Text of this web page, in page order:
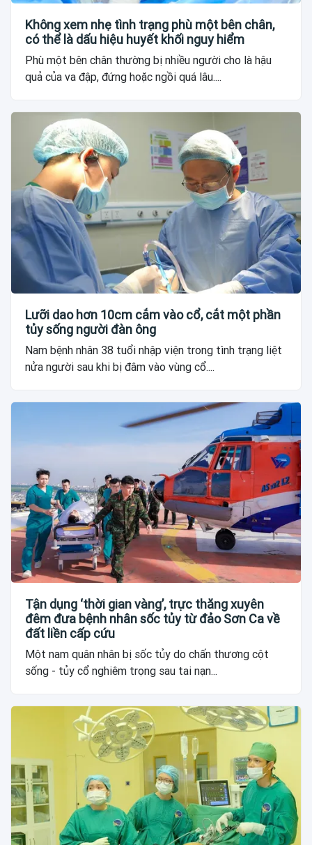
Không xem nhẹ tình trạng phù một bên chân,
có thể là dấu hiệu huyết khối nguy hiểm
Phù một bên chân thường bị nhiều người cho là hậu
quả của va đập, đứng hoặc ngồi quá lâu....
Lưỡi dao hơn 10cm cắm vào cổ, cắt một phần
tủy sống người đàn ông
Nam bệnh nhân 38 tuổi nhập viện trong tình trạng liệt
nửa người sau khi bị đâm vào vùng cổ....
Tận dụng ‘thời gian vàng’, trực thăng xuyên
đêm đưa bệnh nhân sốc tủy từ đảo Sơn Ca về
đất liền cấp cứu
Một nam quân nhân bị sốc tủy do chấn thương cột
sống - tủy cổ nghiêm trọng sau tai nạn...